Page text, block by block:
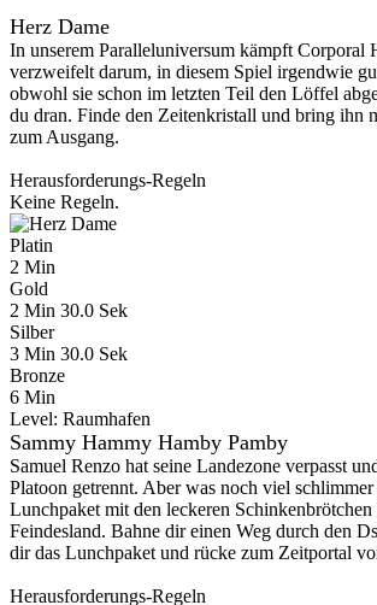
Herz Dame
In unserem Paralleluniversum kämpft Corporal
verzweifelt darum, in diesem Spiel irgendwie
obwohl sie schon im letzten Teil den Löffel
du dran. Finde den Zeitenkristall und bring ihn
zum Ausgang.
Herausforderungs-Regeln
Keine Regeln.
Platin
2 Min
Gold
2 Min 30.0 Sek
Silber
3 Min 30.0 Sek
Bronze
6 Min
Level: Raumhafen
Sammy Hammy Hamby Pamby
Samuel Renzo hat seine Landezone verpasst
Platoon getrennt. Aber was noch viel schlimmer
Lunchpaket mit den leckeren
Feindesland. Bahne dir einen Weg durch den
dir das Lunchpaket und rücke zum Zeitportal
Herausforderungs-Regeln